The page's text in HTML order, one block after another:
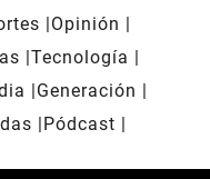
Opinión
Tecnología
Generación
Pódcast